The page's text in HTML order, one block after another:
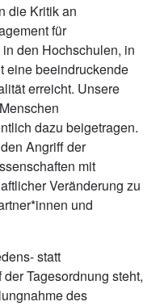
die Kritik an
für
den Hochschulen, in
eine beeindruckende
erreicht. Unsere
dazu beigetragen.
Angriff der
mit
Veränderung zu
und
statt
Tagesordnung steht,
des